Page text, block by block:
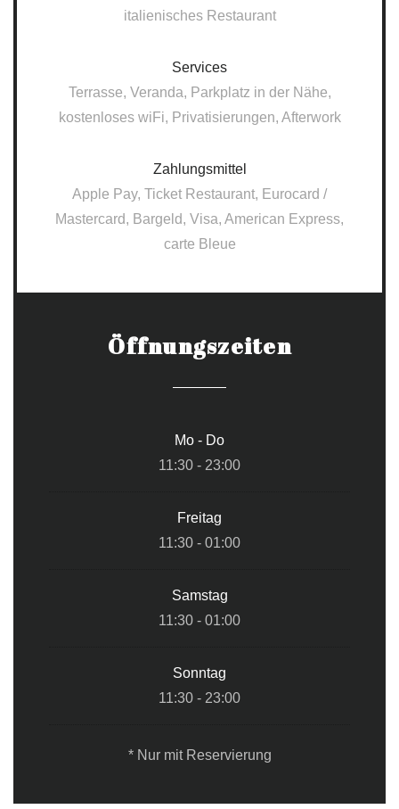
italienisches Restaurant
Services
Terrasse, Veranda, Parkplatz in der Nähe,
kostenloses wiFi, Privatisierungen, Afterwork
Zahlungsmittel
Apple Pay, Ticket Restaurant, Eurocard /
Mastercard, Bargeld, Visa, American Express,
carte Bleue
Öffnungszeiten
Mo - Do
11:30 - 23:00
Freitag
11:30 - 01:00
Samstag
11:30 - 01:00
Sonntag
11:30 - 23:00
* Nur mit Reservierung